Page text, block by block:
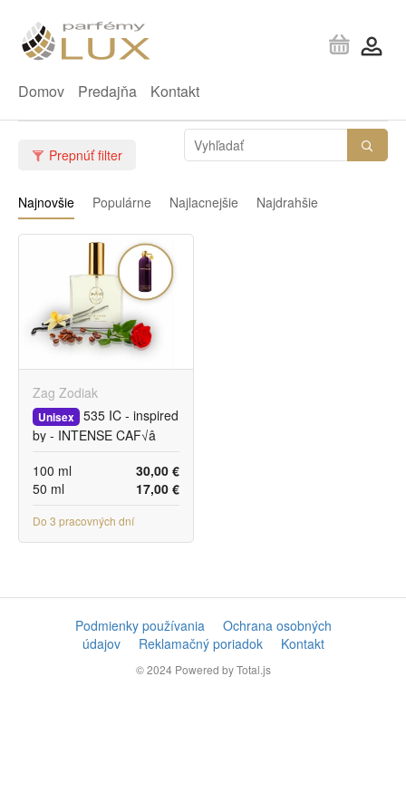
Domov Predajňa Kontakt
Prepnúť filter
Najnovšie Populárne Najlacnejšie Najdrahšie
Zag Zodiak
Unisex 535 IC - inspired
by - INTENSE CAF√â
30,00 €
100 ml
17,00 €
50 ml
Do 3 pracovných dní
Podmienky používania
Ochrana osobných
údajov
Reklamačný poriadok Kontakt
© 2024 Powered by Total.js